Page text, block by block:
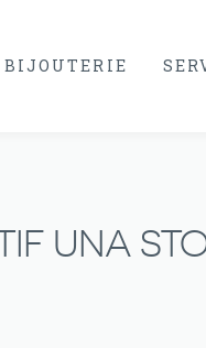
BIJOUTERIE
UNA